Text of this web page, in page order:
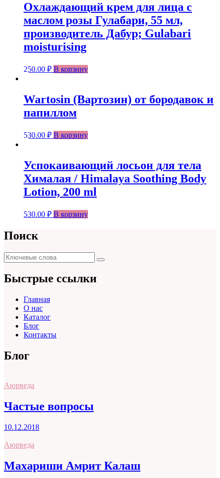
Охлаждающий крем для лица с
маслом розы Гулабари, 55 мл,
производитель Дабур; Gulabari
moisturising
250.00 ₽ В корзину
Wartosin (Вартозин) от бородавок и
папиллом
530.00 ₽ В корзину
Успокаивающий лосьон для тела
Хималая / Himalaya Soothing Body
Lotion, 200 ml
530.00 ₽ В корзину
Поиск
Поиск
для:
Поиск
Быстрые ссылки
Главная
О нас
Каталог
Блог
Контакты
Блог
Аюрведа
Частые вопросы
10.12.2018
Аюрведа
Махариши Амрит Калаш